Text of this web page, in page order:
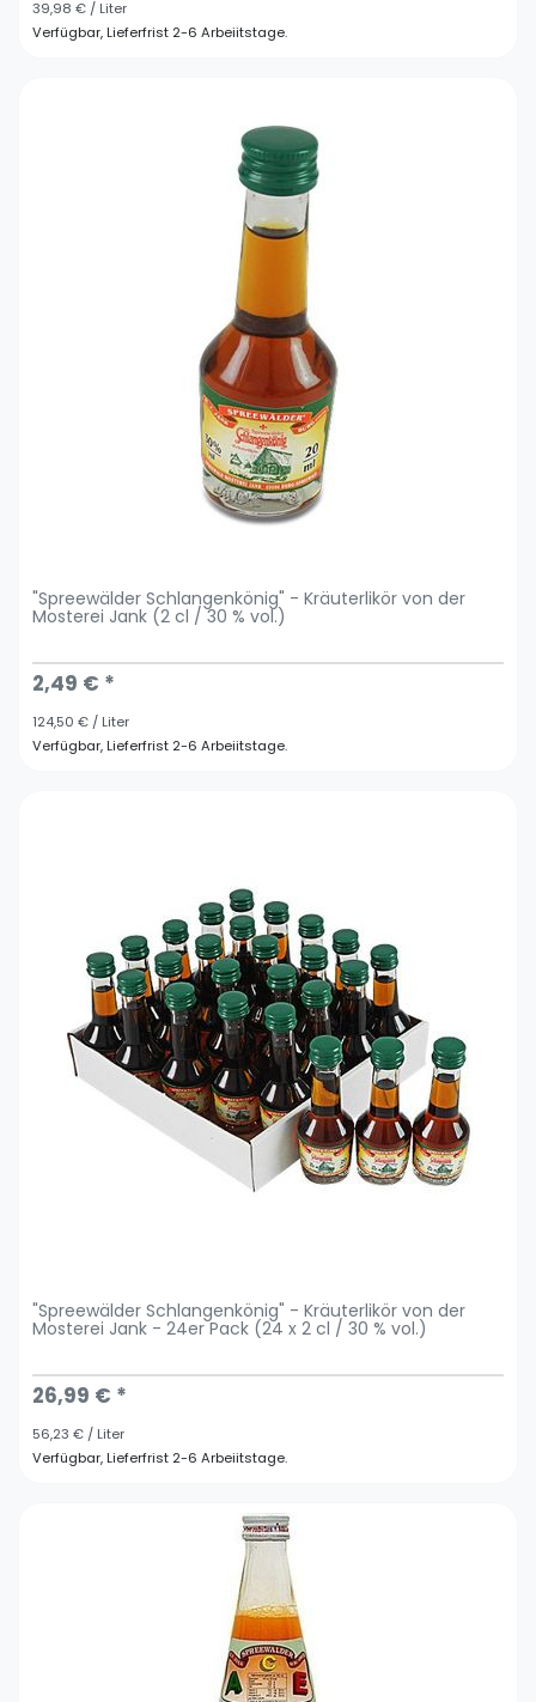
39,98 € / Liter
Verfügbar, Lieferfrist 2-6 Arbeiitstage.
"Spreewälder Schlangenkönig" - Kräuterlikör von der
Mosterei Jank (2 cl / 30 % vol.)
2,49 € *
124,50 € / Liter
Verfügbar, Lieferfrist 2-6 Arbeiitstage.
"Spreewälder Schlangenkönig" - Kräuterlikör von der
Mosterei Jank - 24er Pack (24 x 2 cl / 30 % vol.)
26,99 € *
56,23 € / Liter
Verfügbar, Lieferfrist 2-6 Arbeiitstage.